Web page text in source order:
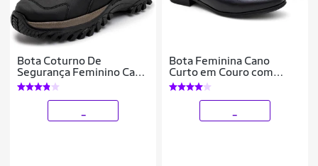
Bota Coturno De
Segurança Feminino Cano
Curto Super Conforto -
Preto - 42
Bota Feminina Cano
Curto em Couro com
Zíper Lateral e Palmilha
Anatômica